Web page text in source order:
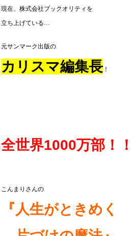
現在、株式会社ブックオリティを
立ち上げている…
元サンマーク出版の
カリスマ編集長 ！
全世界1000万部 ！！
こんまりさんの
『人生がときめく